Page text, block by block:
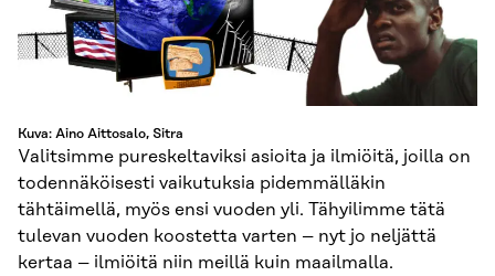
Kuva: Aino Aittosalo, Sitra
Valitsimme pureskeltaviksi asioita ja ilmiöitä, joilla on
todennäköisesti vaikutuksia pidemmälläkin
tähtäimellä, myös ensi vuoden yli. Tähyilimme tätä
tulevan vuoden koostetta varten – nyt jo neljättä
kertaa – ilmiöitä niin meillä kuin maailmalla.